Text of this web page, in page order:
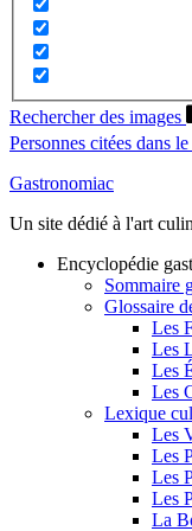
Rechercher des images
Personnes citées dans
Gastronomiac
Un site dédié à l'art
Encyclopédie
Sommaire
Glossaire
Les
Les
Les
Les
Lexique
Les
Les
Les
Les
La